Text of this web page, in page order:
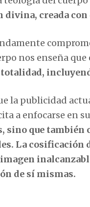
divina, creada
nos enseña que
totalidad,
la publicidad
a enfocarse en
sino que
La cosificación
de sí mismas.